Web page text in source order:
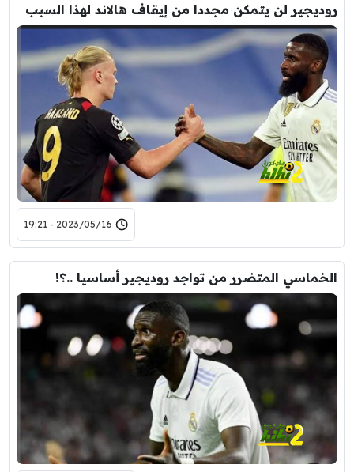
روديجير لن يتمكن مجددا من إيقاف هالاند لهذا السبب
2023/05/16 - 19:21
الخماسي المتضرر من تواجد روديجير أساسيا ..؟!